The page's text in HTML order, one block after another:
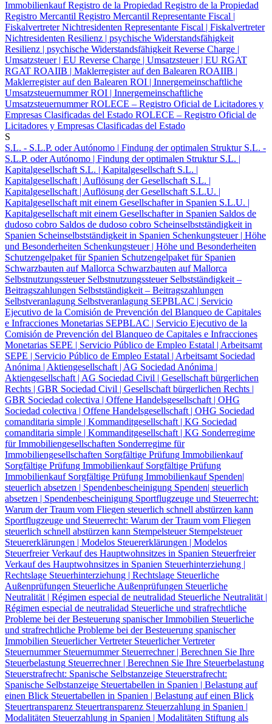
ImmobilienkaufRegistro de la Propiedad Registro de la Propiedad
Registro Mercantil Registro Mercantil Representante Fiscal |
Fiskalvertreter Nichtresidenten Representante Fiscal | Fiskalvertreter
Nichtresidenten Resilienz | psychische Widerstandsfähigkeit
Resilienz | psychische Widerstandsfähigkeit Reverse Charge |
Umsatzsteuer | EU Reverse Charge | Umsatzsteuer | EU RGAT
RGAT ROAIIB | Maklerregister auf den Balearen ROAIIB |
Maklerregister auf den Balearen ROI | Innergemeinschaftliche
UmsatzsteuernummerROI | Innergemeinschaftliche
UmsatzsteuernummerROLECE – Registro Oficial de Licitadores y
Empresas Clasificadas del Estado ROLECE – Registro Oficial de
Licitadores y Empresas Clasificadas del Estado
S
S.L. - S.L.P. oder Autónomo | Findung der optimalen Struktur S.L. -
S.L.P. oder Autónomo | Findung der optimalen Struktur S.L. |
Kapitalgesellschaft S.L. | Kapitalgesellschaft S.L. |
Kapitalgesellschaft | Auflösung der Gesellschaft S.L. |
Kapitalgesellschaft | Auflösung der Gesellschaft S.L.U. |
Kapitalgesellschaft mit einem Gesellschafter in Spanien S.L.U. |
Kapitalgesellschaft mit einem Gesellschafter in Spanien Saldos de
dudoso cobro Saldos de dudoso cobro Scheinselbstständigkeit in
Spanien Scheinselbstständigkeit in Spanien Schenkungsteuer | Höhe
und Besonderheiten Schenkungsteuer | Höhe und Besonderheiten
Schutzengelpaket für Spanien Schutzengelpaket für Spanien
Schwarzbauten auf Mallorca Schwarzbauten auf Mallorca
Selbstnutzungssteuer Selbstnutzungssteuer Selbstständigkeit –
Beitragszahlungen Selbstständigkeit – Beitragszahlungen
Selbstveranlagung Selbstveranlagung SEPBLAC | Servicio
Ejecutivo de la Comisión de Prevención del Blanqueo de Capitales
e Infracciones Monetarias SEPBLAC | Servicio Ejecutivo de la
Comisión de Prevención del Blanqueo de Capitales e Infracciones
Monetarias SEPE | Servicio Público de Empleo Estatal | Arbeitsamt
SEPE | Servicio Público de Empleo Estatal | Arbeitsamt Sociedad
Anónima | Aktiengesellschaft | AG Sociedad Anónima |
Aktiengesellschaft | AG Sociedad Civil | Gesellschaft bürgerlichen
Rechts | GBR Sociedad Civil | Gesellschaft bürgerlichen Rechts |
GBR Sociedad colectiva | Offene Handelsgesellschaft | OHG
Sociedad colectiva | Offene Handelsgesellschaft | OHG Sociedad
comanditaria simple | Kommanditgesellschaft | KG Sociedad
comanditaria simple | Kommanditgesellschaft | KG Sonderregime
für Immobiliengesellschaften Sonderregime für
Immobiliengesellschaften Sorgfältige Prüfung Immobilienkauf
Sorgfältige Prüfung Immobilienkauf Sorgfältige Prüfung
Immobilienkauf Sorgfältige Prüfung Immobilienkauf Spenden|
steuerlich absetzen | Spendenbescheinigung Spenden| steuerlich
absetzen | Spendenbescheinigung Sportflugzeuge und Steuerrecht:
Warum der Traum vom Fliegen steuerlich schnell abstürzen kann
Sportflugzeuge und Steuerrecht: Warum der Traum vom Fliegen
steuerlich schnell abstürzen kann Stempelsteuer Stempelsteuer
Steuererklärungen | Modelos Steuererklärungen | Modelos
Steuerfreier Verkauf des Hauptwohnsitzes in Spanien Steuerfreier
Verkauf des Hauptwohnsitzes in Spanien Steuerhinterziehung |
Rechtslage Steuerhinterziehung | Rechtslage Steuerliche
Außenprüfungen Steuerliche Außenprüfungen Steuerliche
Neutralität | Régimen especial de neutralidad Steuerliche Neutralität |
Régimen especial de neutralidad Steuerliche und strafrechtliche
Probleme bei der Besteuerung spanischer Immobilien Steuerliche
und strafrechtliche Probleme bei der Besteuerung spanischer
Immobilien Steuerlicher Vertreter Steuerlicher Vertreter
Steuernummer Steuernummer Steuerrechner | Berechnen Sie Ihre
Steuerbelastung Steuerrechner | Berechnen Sie Ihre Steuerbelastung
Steuerstrafrecht: Spanische Selbstanzeige Steuerstrafrecht:
Spanische Selbstanzeige Steuertabellen in Spanien | Belastung auf
einen Blick Steuertabellen in Spanien | Belastung auf einen Blick
Steuertransparenz Steuertransparenz Steuerzahlung in Spanien |
Modalitäten Steuerzahlung in Spanien | Modalitäten Stiftung als